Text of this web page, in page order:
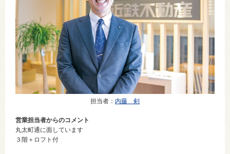
担当者 ： 内藤 剣
営業担当者からのコメント
丸太町通に面しています
３階＋ロフト付